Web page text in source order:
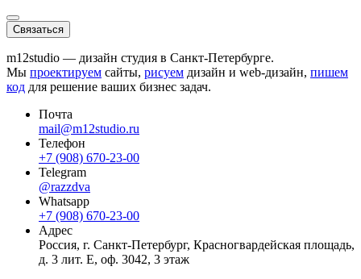
Связаться
m12studio — дизайн студия в Санкт-Петербурге.
Мы проектируем сайты, рисуем дизайн и web-дизайн, пишем
код для решение ваших бизнес задач.
Почта
mail@m12studio.ru
Телефон
+7 (908) 670-23-00
Telegram
@razzdva
Whatsapp
+7 (908) 670-23-00
Адрес
Россия, г. Санкт-Петербург, Красногвардейская площадь,
д. 3 лит. Е, оф. 3042, 3 этаж